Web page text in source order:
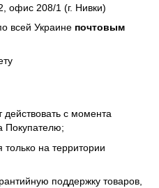
офис 208/1 (г. Нивки)
всей Украине почтовым
действовать с момента
Покупателю;
только на территории
поддержку товаров,